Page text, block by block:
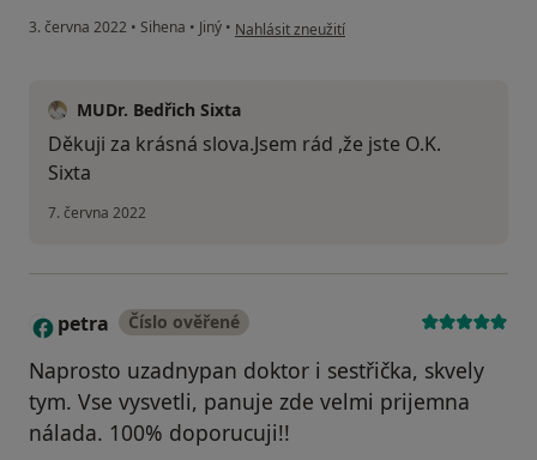
3. června 2022 • Sihena • Jiný • podle názoru uživatele S.M.
Nahlásit zneužití
MUDr. Bedřich Sixta
Děkuji za krásná slova.Jsem rád ,že jste O.K.
Sixta
7. června 2022
P petra Číslo ověřené
Naprosto uzadnypan doktor i sestřička, skvely
tym. Vse vysvetli, panuje zde velmi prijemna
nálada. 100% doporucuji!!